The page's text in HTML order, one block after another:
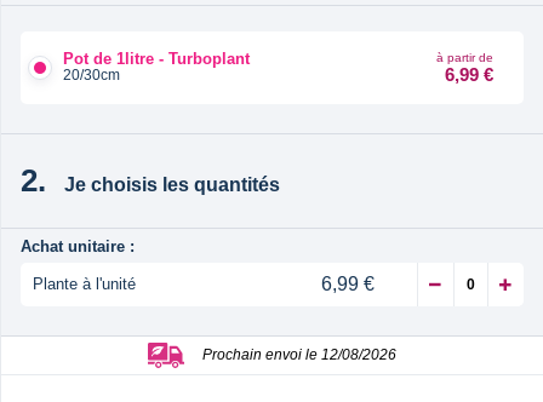
Pot de 1litre - Turboplant
20/30cm
à partir de
6,99 €
Je choisis les quantités
Achat unitaire :
Plante à l'unité 6,99 €
Prochain envoi le 12/08/2026